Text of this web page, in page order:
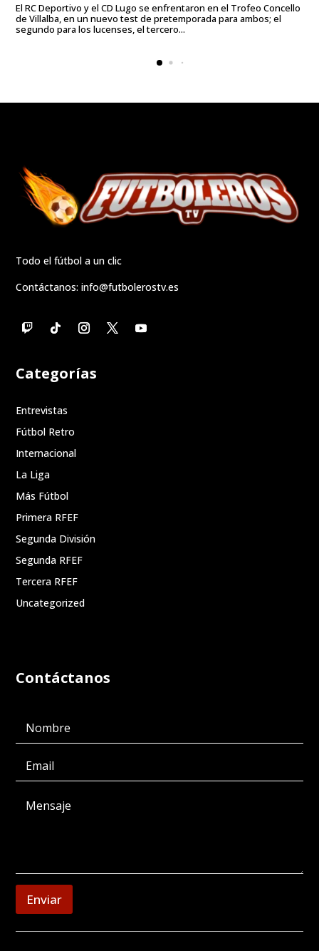
El RC Deportivo y el CD Lugo se enfrentaron en el Trofeo Concello
de Villalba, en un nuevo test de pretemporada para ambos; el
segundo para los lucenses, el tercero...
Todo el fútbol a un clic
Contáctanos:info@futbolerostv.es
Categorías
Entrevistas
Fútbol Retro
Internacional
La Liga
Más Fútbol
Primera RFEF
Segunda División
Segunda RFEF
Tercera RFEF
Uncategorized
Contáctanos
Enviar